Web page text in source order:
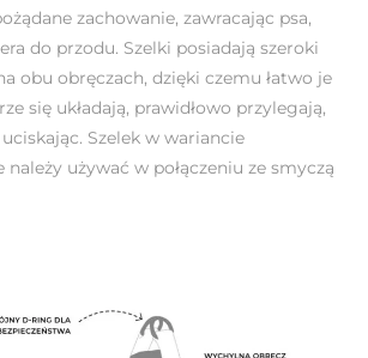
zachowanie, zawracając psa,
do przodu. Szelki posiadają szeroki
obu obręczach, dzięki czemu łatwo je
się układają, prawidłowo przylegają,
Szelek w wariancie
używać w połączeniu ze smyczą